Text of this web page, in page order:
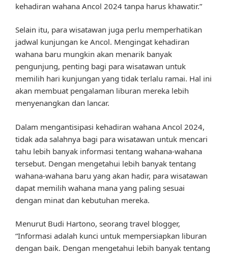
kehadiran wahana Ancol 2024 tanpa harus khawatir.”
Selain itu, para wisatawan juga perlu memperhatikan
jadwal kunjungan ke Ancol. Mengingat kehadiran
wahana baru mungkin akan menarik banyak
pengunjung, penting bagi para wisatawan untuk
memilih hari kunjungan yang tidak terlalu ramai. Hal ini
akan membuat pengalaman liburan mereka lebih
menyenangkan dan lancar.
Dalam mengantisipasi kehadiran wahana Ancol 2024,
tidak ada salahnya bagi para wisatawan untuk mencari
tahu lebih banyak informasi tentang wahana-wahana
tersebut. Dengan mengetahui lebih banyak tentang
wahana-wahana baru yang akan hadir, para wisatawan
dapat memilih wahana mana yang paling sesuai
dengan minat dan kebutuhan mereka.
Menurut Budi Hartono, seorang travel blogger,
“Informasi adalah kunci untuk mempersiapkan liburan
dengan baik. Dengan mengetahui lebih banyak tentang